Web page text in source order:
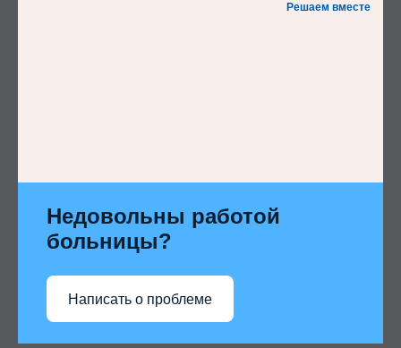
Решаем вместе
Недовольны работой
больницы?
Написать о проблеме